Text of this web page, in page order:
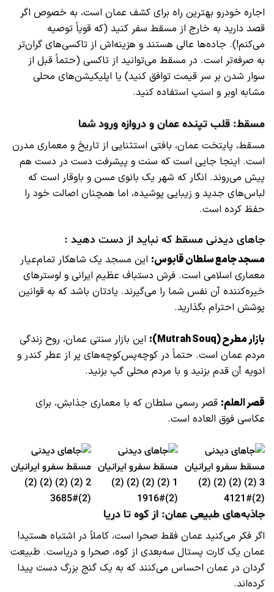
اجاره خودرو بهترین راه برای کشف عمان است، به خصوص اگر
قصد دارید به خارج از مسقط سفر کنید (که قویاً توصیه
می‌کنم!). جاده‌ها عالی هستند و هزینه‌اش از تاکسی‌های گران‌تر
به صرفه‌تر است. در مسقط می‌توانید از تاکسی (حتماً قبل از
سوار شدن بر سر قیمت توافق کنید) یا اپلیکیشن‌های محلی
مشابه اوبر و اسنپ استفاده کنید.
مسقط: قلب تپنده عمان و دروازه ورود شما
مسقط، پایتخت عمان، بافتی استثنایی از تاریخ و معماری مدرن
است. اینجا جایی است که سنت و پیشرفت دست در دست هم
پیش می‌روند. انگار که شهر یک بانوی مسن و باوقار است که
لباس‌های جدید و زیبایی پوشیده، اما همچنان اصالت خود را
حفظ کرده است.
جاهای دیدنی مسقط که نباید از دست دهید :
مسجد جامع سلطان قابوس: این مسجد یک شاهکار تمام‌عیار
معماری اسلامی است. فرش دستباف عظیم ایرانی و لوسترهای
خیره‌کننده آن نفس شما را می‌گیرند. یادتان باشد که به قوانین
پوشش احترام بگذارید.
بازار مطرح (Mutrah Souq):
این بازار سنتی عمان، روح زندگی
مردم عمان است. حتماً در کوچه‌پس‌کوچه‌های پر از عطر کندر و
ادویه آن قدم بزنید و با مردم محلی گپ بزنید.
قصر العلم: قصر رسمی سلطان که با معماری جذابش، برای
عکاسی فوق العاده است.
جاذبه‌های طبیعی عمان: از کوه تا دریا
اگر فکر می‌کنید عمان فقط صحرا است، کاملاً در اشتباه هستید!
عمان یک کارت پستال سه‌بعدی از کوه، صحرا و دریاست. طبیعت‌
گردان در عمان احساس می‌کنند که به یک گنج بزرگ دست پیدا
کرده‌اند.